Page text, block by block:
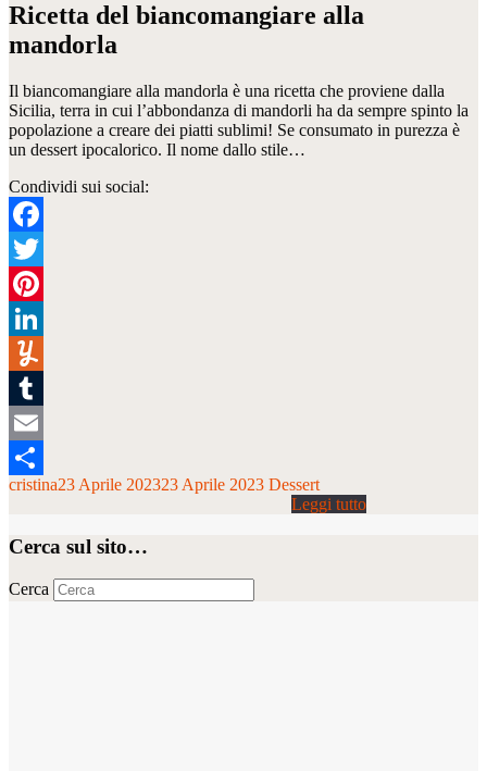
Ricetta del biancomangiare alla
mandorla
Il biancomangiare alla mandorla è una ricetta che proviene dalla
Sicilia, terra in cui l’abbondanza di mandorli ha da sempre spinto la
popolazione a creare dei piatti sublimi! Se consumato in purezza è
un dessert ipocalorico. Il nome dallo stile…
Condividi sui social:
Facebook
Twitter
Pinterest
LinkedIn
Yummly
Tumblr
Email
Condividi
cristina23 Aprile 202323 Aprile 2023 Dessert
Cerca sul sito…
Cerca